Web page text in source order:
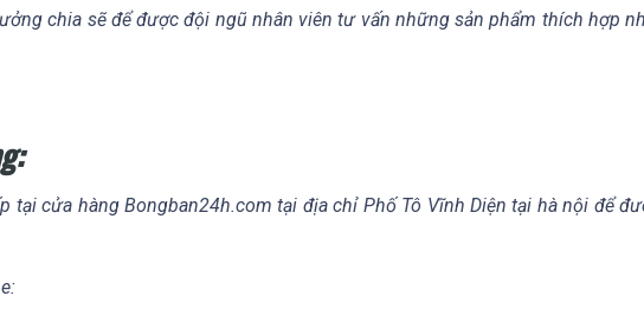
chia sẽ để được đội ngũ nhân viên tư vấn những sản phẩm thích hợp
tại cửa hàng Bongban24h.com tại địa chỉ Phố Tô Vĩnh Diện tại hà nội để